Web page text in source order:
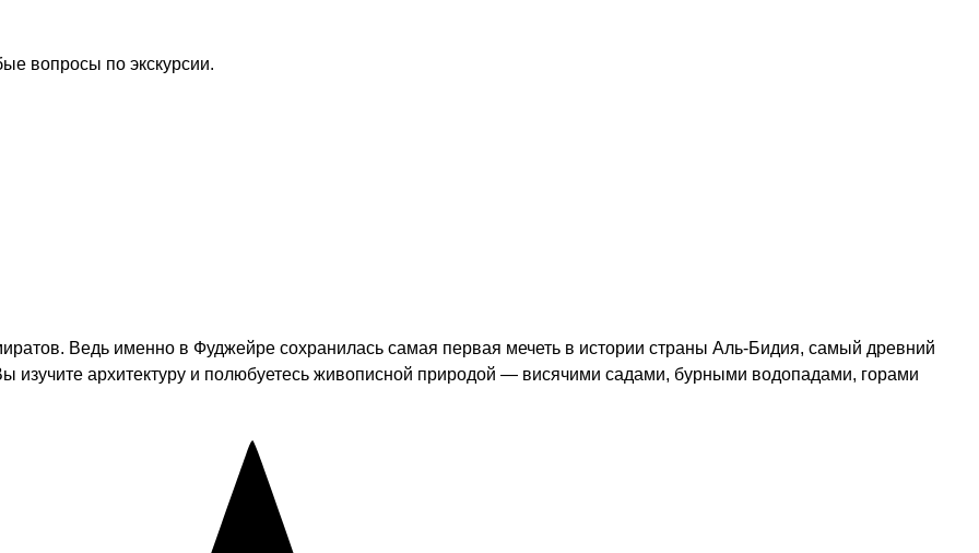
вопросы по экскурсии.
Ведь именно в Фуджейре сохранилась самая первая мечеть в истории страны Аль-Бидия, самый древний
изучите архитектуру и полюбуетесь живописной природой — висячими садами, бурными водопадами, горами